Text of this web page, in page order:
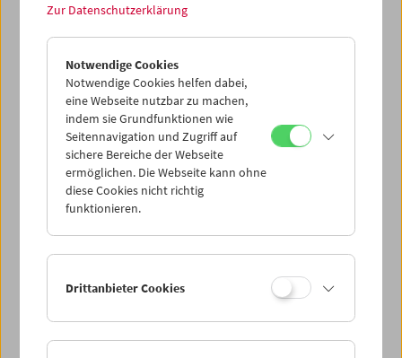
Mo 19.6.
Di 20.6.
Mi 21.6.
Do 22.6.
Sa 24.6.
Zur Datenschutzerklärung
Notwendige Cookies
Notwendige Cookies helfen dabei,
eine Webseite nutzbar zu machen,
indem sie Grundfunktionen wie
Seitennavigation und Zugriff auf
sichere Bereiche der Webseite
ermöglichen. Die Webseite kann ohne
diese Cookies nicht richtig
funktionieren.
Drittanbieter Cookies